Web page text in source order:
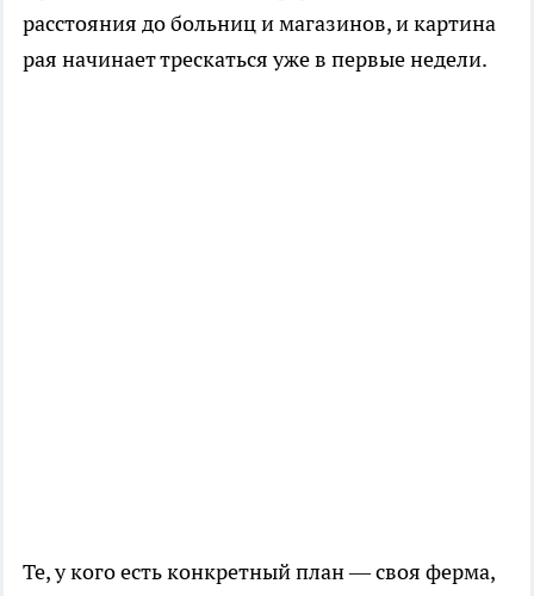
расстояния до больниц и магазинов, и картина
рая начинает трескаться уже в первые недели.
Те, у кого есть конкретный план — своя ферма,